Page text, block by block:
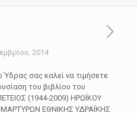
2014
σας καλεί να τιμήσετε
του βιβλίου του
(1944-2009) ΗΡΩΪΚΟΥ
ΕΘΝΙΚΗΣ ΥΔΡΑΪΚΗΣ